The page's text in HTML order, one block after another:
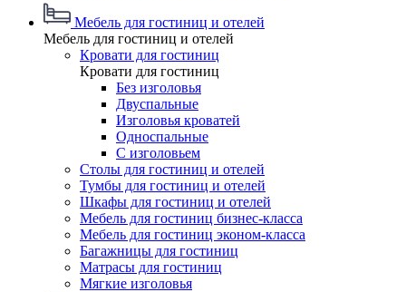
Мебель для гостиниц и отелей
Мебель для гостиниц и отелей
Кровати для гостиниц
Кровати для гостиниц
Без изголовья
Двуспальные
Изголовья кроватей
Односпальные
С изголовьем
Столы для гостиниц и отелей
Тумбы для гостиниц и отелей
Шкафы для гостиниц и отелей
Мебель для гостиниц бизнес-класса
Мебель для гостиниц эконом-класса
Багажницы для гостиниц
Матрасы для гостиниц
Мягкие изголовья